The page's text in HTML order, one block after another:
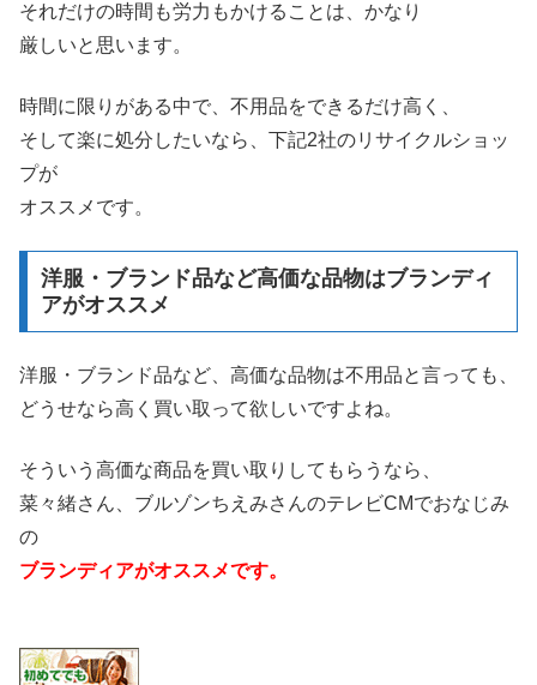
それだけの時間も労力もかけることは、かなり
厳しいと思います。
時間に限りがある中で、不用品をできるだけ高く、
そして楽に処分したいなら、下記2社のリサイクルショッ
プが
オススメです。
洋服・ブランド品など高価な品物はブランディ
アがオススメ
洋服・ブランド品など、高価な品物は不用品と言っても、
どうせなら高く買い取って欲しいですよね。
そういう高価な商品を買い取りしてもらうなら、
菜々緒さん、ブルゾンちえみさんのテレビCMでおなじみ
の
ブランディアがオススメです。